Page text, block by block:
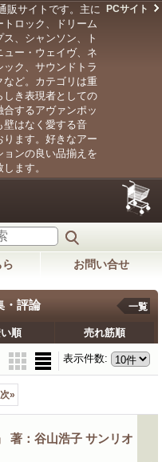
販サイトです。主に
ロック、ドリーム
、シャンソン、ト
ー・ウェイヴ、ネ
ク、サウンドトラ
など。カテゴリは重
しき表現者としての
するアヴァンポッ
壁はなく愛する音
ます。好きなアー
ンの良い品揃えを
ます。
PCサイト
お問い合せ
・評論 一覧
順 売れ筋順
表示件数:
次»
著：谷山浩子 サンリオ